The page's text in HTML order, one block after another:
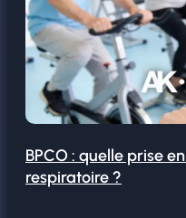
BPCO : quelle prise
respiratoire ?